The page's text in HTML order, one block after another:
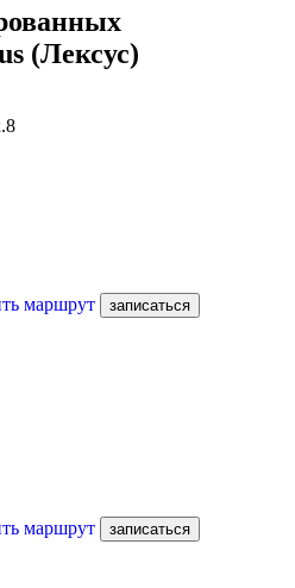
(Лексус)
маршрут записаться
маршрут записаться